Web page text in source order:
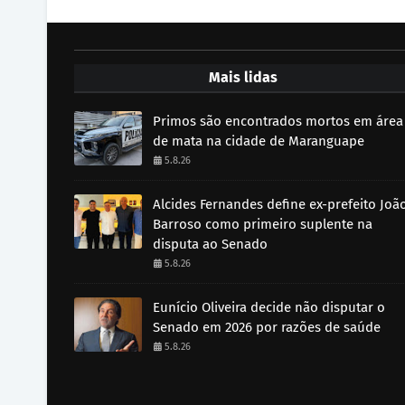
Mais lidas
Primos são encontrados mortos em área
de mata na cidade de Maranguape
5.8.26
Alcides Fernandes define ex-prefeito
Barroso como primeiro suplente na
disputa ao Senado
5.8.26
Eunício Oliveira decide não disputar o
Senado em 2026 por razões de saúde
5.8.26